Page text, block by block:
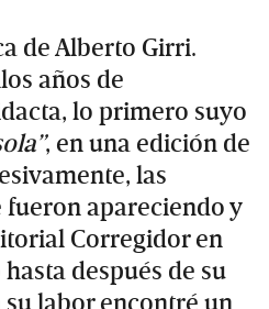
de Alberto Girri.
años de
lo primero suyo
, en una edición de
las
apareciendo y
Corregidor en
después de su